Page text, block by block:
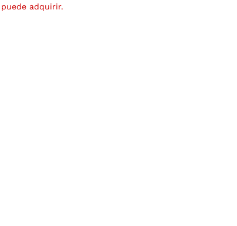
adquirir.